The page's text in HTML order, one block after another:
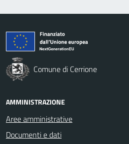
Comune di Cerrione
AMMINISTRAZIONE
Aree amministrative
Documenti e dati